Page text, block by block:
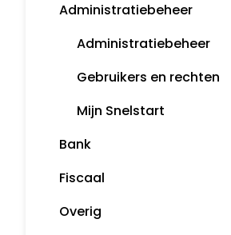
Boekjaar afsluiten
Margeregeling
Overzichten
Rapportages
Artikelomzetgroepen
Artikelbeheer
Administratiebeheer
Administratiebeheer
Gebruikers en rechten
Mijn Snelstart
Bank
Bankafschriften inlezen
Betaalopdrachten
Fiscaal
Overig